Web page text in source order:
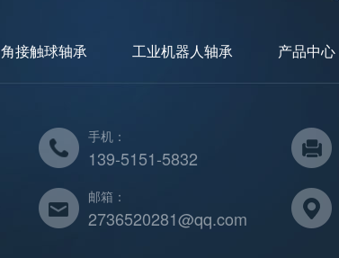
角接触球轴承 工业机器人轴承 产品中心
手机：
139-5151-5832
邮箱：
2736520281@qq.com